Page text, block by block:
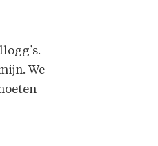
We